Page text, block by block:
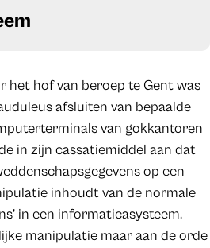
het hof van beroep te Gent was
afsluiten van bepaalde
van gokkantoren
in zijn cassatiemiddel aan dat
op een
inhoudt van de normale
in een informaticasysteem.
manipulatie maar aan de orde